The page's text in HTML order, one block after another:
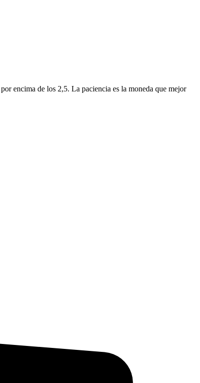
encima de los 2,5. La paciencia es la moneda que mejor